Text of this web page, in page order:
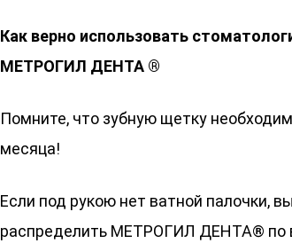
Как верно использовать
МЕТРОГИЛ ДЕНТА ®
Помните, что зубную щетку
месяца!
Если под рукою нет ватной палочки,
распределить МЕТРОГИЛ ДЕНТА® по